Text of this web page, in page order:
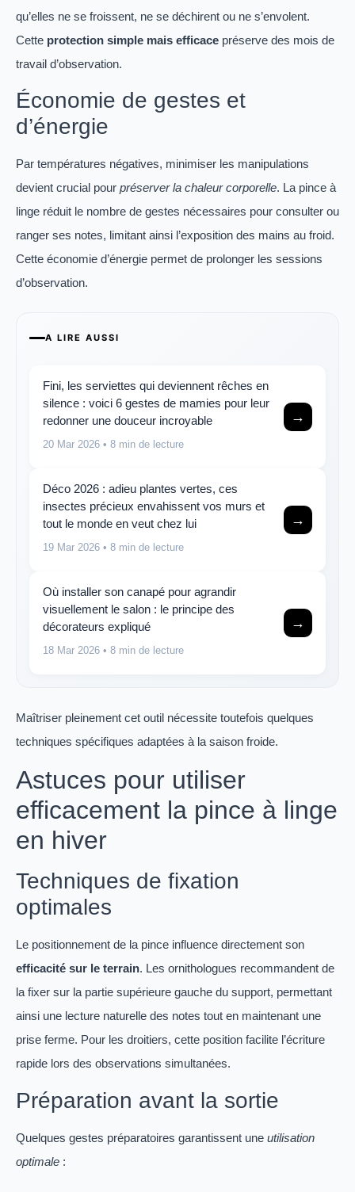
qu’elles ne se froissent, ne se déchirent ou ne s’envolent.
Cette protection simple mais efficace préserve des mois de
travail d’observation.
Économie de gestes et
d’énergie
Par températures négatives, minimiser les manipulations
devient crucial pour préserver la chaleur corporelle. La pince à
linge réduit le nombre de gestes nécessaires pour consulter ou
ranger ses notes, limitant ainsi l’exposition des mains au froid.
Cette économie d’énergie permet de prolonger les sessions
d’observation.
A LIRE AUSSI
Fini, les serviettes qui deviennent rêches en
silence : voici 6 gestes de mamies pour leur
redonner une douceur incroyable
20 Mar 2026 • 8 min de lecture
→
Déco 2026 : adieu plantes vertes, ces
insectes précieux envahissent vos murs et
tout le monde en veut chez lui
19 Mar 2026 • 8 min de lecture
→
Où installer son canapé pour agrandir
visuellement le salon : le principe des
décorateurs expliqué
18 Mar 2026 • 8 min de lecture
→
Maîtriser pleinement cet outil nécessite toutefois quelques
techniques spécifiques adaptées à la saison froide.
Astuces pour utiliser
efficacement la pince à linge
en hiver
Techniques de fixation
optimales
Le positionnement de la pince influence directement son
efficacité sur le terrain. Les ornithologues recommandent de
la fixer sur la partie supérieure gauche du support, permettant
ainsi une lecture naturelle des notes tout en maintenant une
prise ferme. Pour les droitiers, cette position facilite l’écriture
rapide lors des observations simultanées.
Préparation avant la sortie
Quelques gestes préparatoires garantissent une utilisation
optimale :